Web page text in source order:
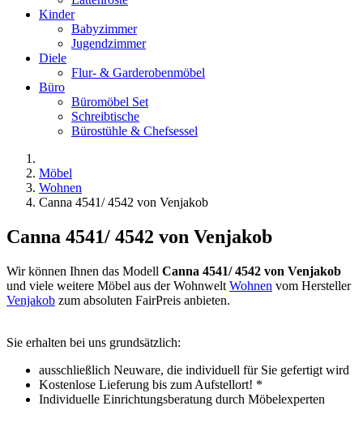
Kinder
Babyzimmer
Jugendzimmer
Diele
Flur- & Garderobenmöbel
Büro
Büromöbel Set
Schreibtische
Bürostühle & Chefsessel
Möbel
Wohnen
Canna 4541/ 4542 von Venjakob
Canna 4541/ 4542 von Venjakob
Wir können Ihnen das Modell Canna 4541/ 4542 von Venjakob
und viele weitere Möbel aus der Wohnwelt Wohnen vom Hersteller
Venjakob zum absoluten FairPreis anbieten.
Sie erhalten bei uns grundsätzlich:
ausschließlich Neuware, die individuell für Sie gefertigt wird
Kostenlose Lieferung bis zum Aufstellort! *
Individuelle Einrichtungsberatung durch Möbelexperten